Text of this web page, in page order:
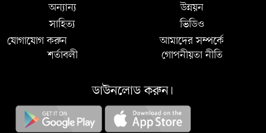
অন্যান্য
উন্নয়ন
সাহিত্য
ভিডিও
যোগাযোগ করুন
আমাদের সম্পর্কে
শর্তাবলী
গোপনীয়তা নীতি
ডাউনলোড করুন।